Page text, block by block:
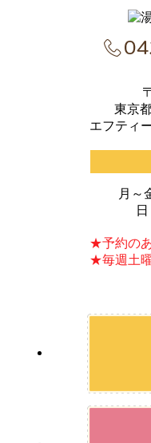
東京
エフティ
月～
★予約の
★毎週土